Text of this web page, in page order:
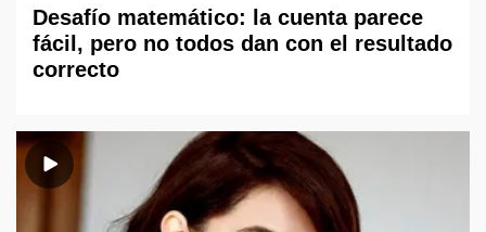
Desafío matemático: la cuenta parece
fácil, pero no todos dan con el resultado
correcto